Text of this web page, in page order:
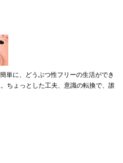
単に、どうぶつ性フリーの生活ができ
ちょっとした工夫、意識の転換で、誰